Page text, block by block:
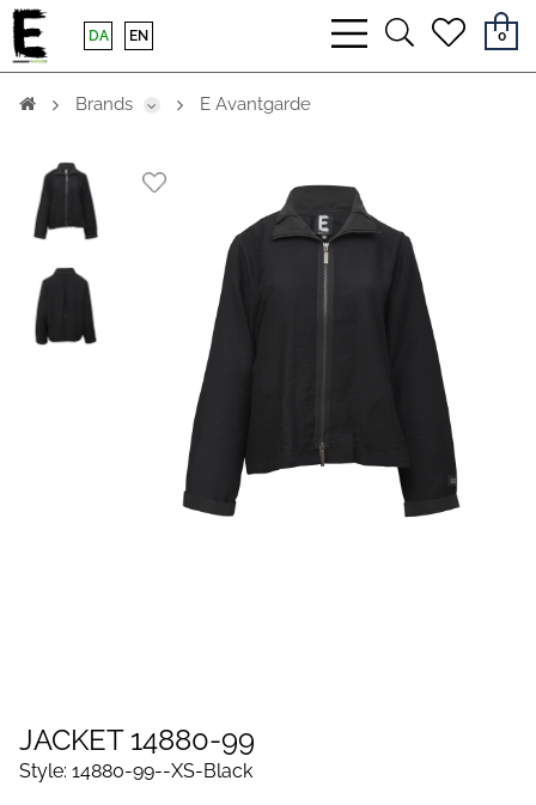
bars
light
searchheart
0
DA EN
Brands E Avantgarde
JACKET 14880-99
Style: 14880-99--XS-Black